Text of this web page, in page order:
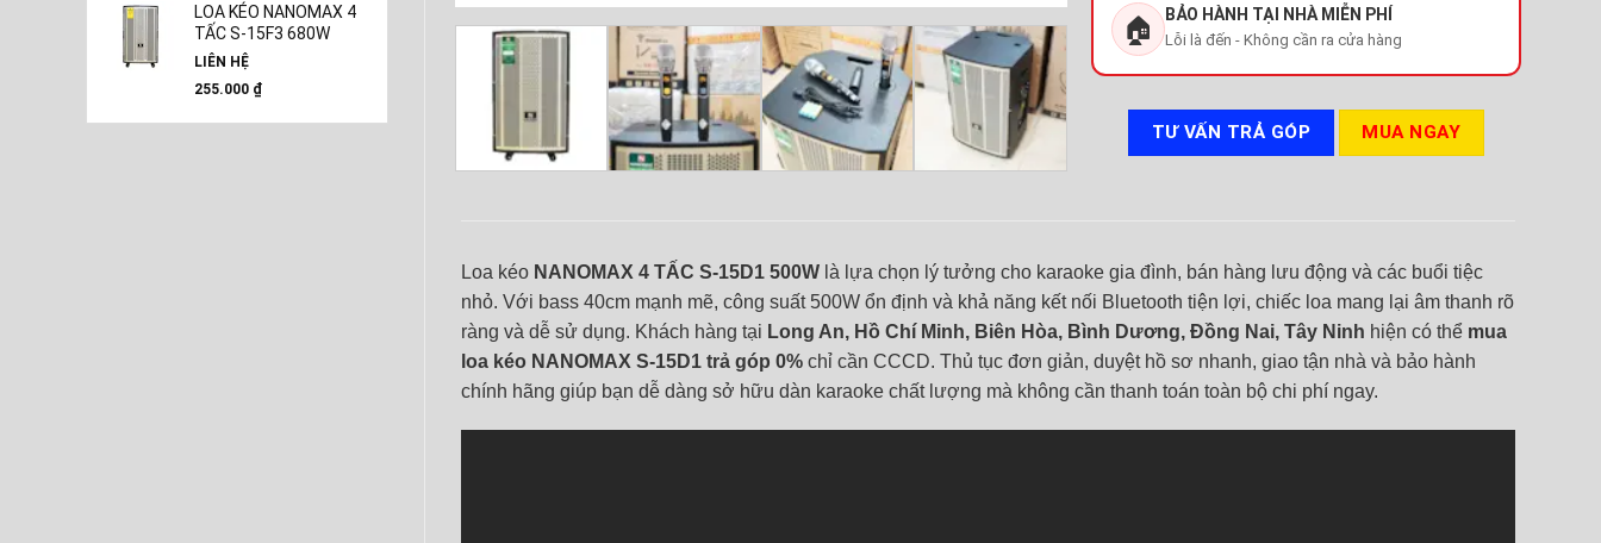
🏠 BẢO HÀNH TẠI NHÀ MIỄN PHÍ
Lỗi là đến - Không cần ra cửa hàng
TƯ VẤN TRẢ GÓP MUA NGAY
Loa kéo NANOMAX 4 TẤC S-15D1 500W là lựa chọn lý tưởng cho karaoke gia đình, bán hàng lưu động và các buổi tiệc
nhỏ. Với bass 40cm mạnh mẽ, công suất 500W ổn định và khả năng kết nối Bluetooth tiện lợi, chiếc loa mang lại âm thanh rõ
ràng và dễ sử dụng. Khách hàng tại Long An, Hồ Chí Minh, Biên Hòa, Bình Dương, Đồng Nai, Tây Ninh hiện có thể mua
loa kéo NANOMAX S-15D1 trả góp 0% chỉ cần CCCD. Thủ tục đơn giản, duyệt hồ sơ nhanh, giao tận nhà và bảo hành
chính hãng giúp bạn dễ dàng sở hữu dàn karaoke chất lượng mà không cần thanh toán toàn bộ chi phí ngay.
LOA KÉO NANOMAX 4
TẤC S-15F3 680W
LIÊN HỆ
255.000 ₫